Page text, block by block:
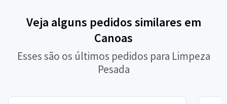
Veja alguns pedidos similares em
Canoas
Esses são os últimos pedidos para Limpeza
Pesada